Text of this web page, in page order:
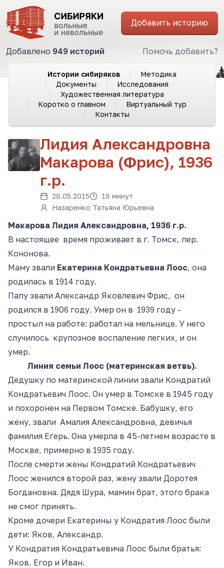
Добавить историю
Добавлено 949 историй Помочь добавить?
Истории сибиряков
Методика
Документы
Исследования
Художественная литература
Коротко о главном
Виртуальный тур
Контакты
Лидия Александровна
Макарова (Фрис), 1936
г.р.
28.05.2015
18 минут
Назаренко Татьяна Юрьевна
Макарова Лидия Александровна, 1936 г.р.
В настоящее время проживает в г. Томск, пер.
Кононова.
Маму звали Екатерина Кондратьевна Лоос, она
родилась в 1914 году.
Папу звали Александр Яковлевич Фрис, он
родился в 1906 году. Умер он в 1939 году -
простыл на работе: работал на мельнице. У него
случилось крупозное воспаление легких, и он
умер.
Линия семьи Лоос (материнская ветвь).
Дедушку по материнской линии звали Кондратий
Кондратьевич Лоос. Он умер в Томске в 1945 году
и похоронен на Первом Томске. Бабушку, его
жену, звали Амалия Александровна, девичья
фамилия Егерь. Она умерла в 45-летнем возрасте в
Москве, примерно в 1935 году.
После смерти жены Кондратий Кондратьевич
Лоос женился второй раз, жену звали Доротея
Богдановна. Дядя Шура, мамин брат, этого брака
не смог принять.
Кроме дочери Екатерины у Кондратия Лоос были
дети: Яков, Александр.
У Кондратия Кондратьевича Лоос были братья:
Яков, Егор и Иван.